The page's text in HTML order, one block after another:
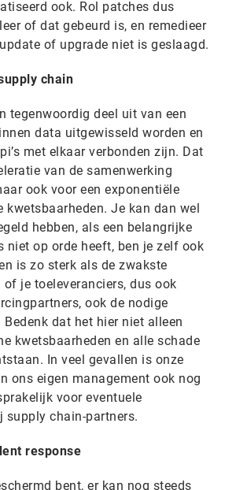
ook. Rol patches dus
of dat gebeurd is, en remedieer
of upgrade niet is geslaagd.
chain
tegenwoordig deel uit van een
data uitgewisseld worden en
met elkaar verbonden zijn. Dat
van de samenwerking
ook voor een exponentiële
kwetsbaarheden. Je kan dan wel
hebben, als een belangrijke
niet op orde heeft, ben je zelf ook
is zo sterk als de zwakste
je toeleveranciers, dus ook
ook de nodige
dat het hier niet alleen
kwetsbaarheden en alle schade
In veel gevallen is onze
ons eigen management ook nog
voor eventuele
supply chain-partners.
response
bent, er kan nog steeds